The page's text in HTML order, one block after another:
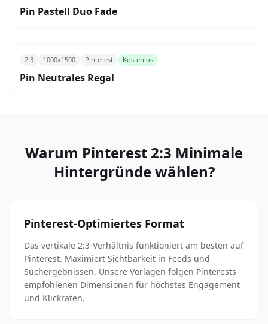
Pin Pastell Duo Fade
2:3 1000x1500 Pinterest Kostenlos
Pin Neutrales Regal
Warum Pinterest 2:3 Minimale
Hintergründe wählen?
Pinterest-Optimiertes Format
Das vertikale 2:3-Verhältnis funktioniert am besten auf
Pinterest. Maximiert Sichtbarkeit in Feeds und
Suchergebnissen. Unsere Vorlagen folgen Pinterests
empfohlenen Dimensionen für höchstes Engagement
und Klickraten.